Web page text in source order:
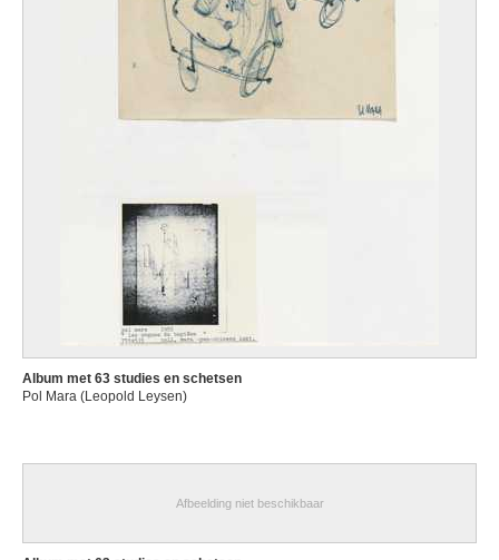
Album met 63 studies en schetsen
Pol Mara (Leopold Leysen)
Afbeelding niet beschikbaar